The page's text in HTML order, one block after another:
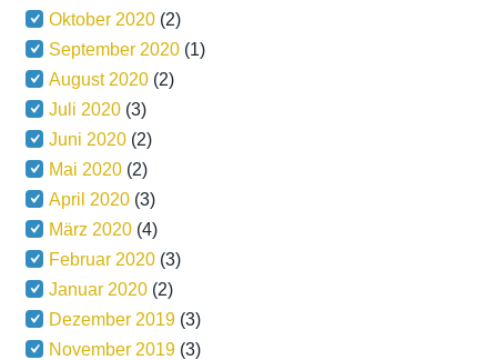
Oktober 2020 (2)
September 2020 (1)
August 2020 (2)
Juli 2020 (3)
Juni 2020 (2)
Mai 2020 (2)
April 2020 (3)
März 2020 (4)
Februar 2020 (3)
Januar 2020 (2)
Dezember 2019 (3)
November 2019 (3)